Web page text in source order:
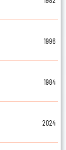
1996
1984
2024